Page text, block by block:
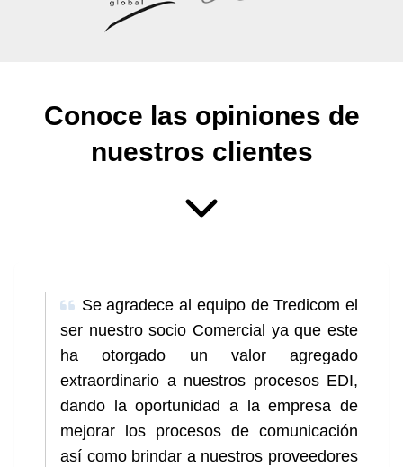
Conoce las opiniones de
nuestros clientes
Se agradece al equipo de Tredicom el
ser nuestro socio Comercial ya que este
ha otorgado un valor agregado
extraordinario a nuestros procesos EDI,
dando la oportunidad a la empresa de
mejorar los procesos de comunicación
así como brindar a nuestros proveedores